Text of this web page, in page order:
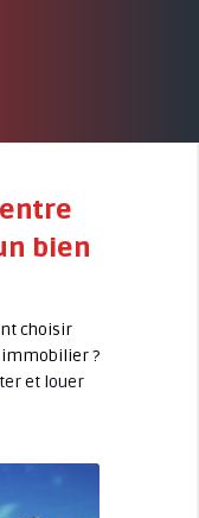
bien
choisir
?
et louer